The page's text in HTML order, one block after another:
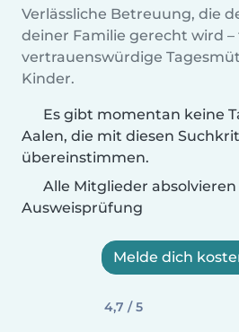
Verlässliche Betreuung, die
deiner Familie gerecht wird –
vertrauenswürdige
Kinder.
Es gibt momentan keine
Aalen, die mit diesen
übereinstimmen.
Alle Mitglieder
Ausweisprüfung
Melde dich
4,7 / 5